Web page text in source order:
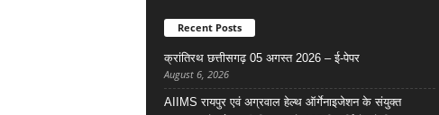
Recent Posts
क्रांतिरथ छत्तीसगढ़ 05 अगस्त 2026 – ई-पेपर
August 6, 2026
AIIMS रायपुर एवं अग्रवाल हेल्थ ऑर्गेनाइजेशन के संयुक्त